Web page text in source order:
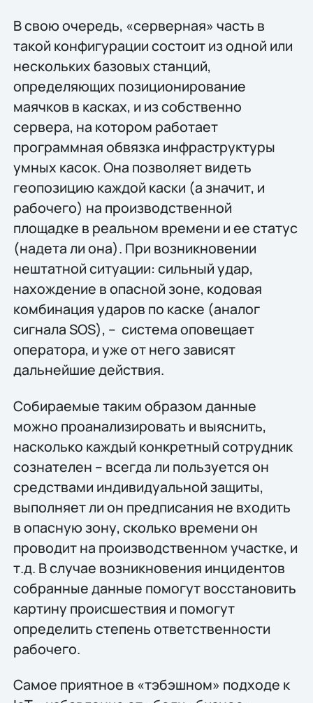
В свою очередь, «серверная» часть в
такой конфигурации состоит из одной или
нескольких базовых станций,
определяющих позиционирование
маячков в касках, и из собственно
сервера, на котором работает
программная обвязка инфраструктуры
умных касок. Она позволяет видеть
геопозицию каждой каски (а значит, и
рабочего) на производственной
площадке в реальном времени и ее статус
(надета ли она). При возникновении
нештатной ситуации: сильный удар,
нахождение в опасной зоне, кодовая
комбинация ударов по каске (аналог
сигнала SOS), – система оповещает
оператора, и уже от него зависят
дальнейшие действия.
Собираемые таким образом данные
можно проанализировать и выяснить,
насколько каждый конкретный сотрудник
сознателен – всегда ли пользуется он
средствами индивидуальной защиты,
выполняет ли он предписания не входить
в опасную зону, сколько времени он
проводит на производственном участке, и
т.д. В случае возникновения инцидентов
собранные данные помогут восстановить
картину происшествия и помогут
определить степень ответственности
рабочего.
Самое приятное в «тэбэшном» подходе к